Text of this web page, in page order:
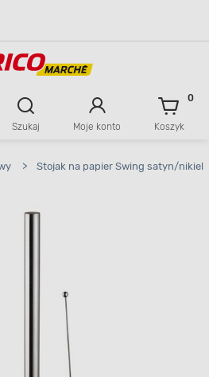
Szukaj Moje konto Koszyk
0
> Stojak na papier Swing satyn/nikiel